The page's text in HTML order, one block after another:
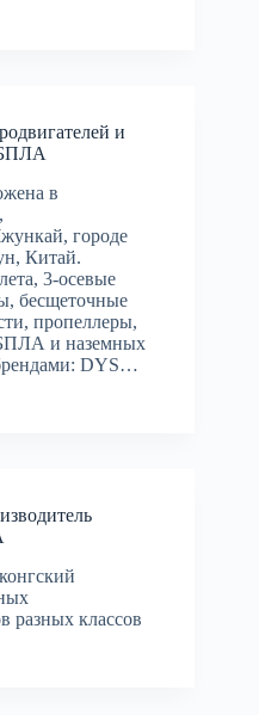
и
в
городе
Китай.
3-осевые
бесщеточные
пропеллеры,
и наземных
DYS…
разных классов